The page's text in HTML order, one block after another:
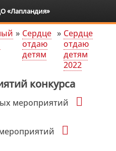
» Сердце
отдаю
детям
» Сердце
отдаю
детям
2022
конкурса
мероприятий
«Лапландия»